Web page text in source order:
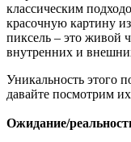
классическим
красочную картину
пиксель – это живой
внутренних и
Уникальность этого
давайте посмотрим
Ожидание/